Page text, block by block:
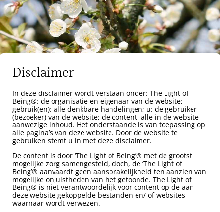
Disclaimer
In deze disclaimer wordt verstaan onder: The Light of
Being®: de organisatie en eigenaar van de website;
gebruik(en): alle denkbare handelingen; u: de gebruiker
(bezoeker) van de website; de content: alle in de website
aanwezige inhoud. Het onderstaande is van toepassing op
alle pagina’s van deze website. Door de website te
gebruiken stemt u in met deze disclaimer.
De content is door ‘The Light of Being’® met de grootst
mogelijke zorg samengesteld, doch, de ‘The Light of
Being’® aanvaardt geen aansprakelijkheid ten aanzien van
mogelijke onjuistheden van het getoonde. The Light of
Being® is niet verantwoordelijk voor content op de aan
deze website gekoppelde bestanden en/ of websites
waarnaar wordt verwezen.